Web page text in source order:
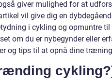
giver mulighed for at
vil give dig en
i cykling og opmuntre til
om du er nybegynder eller
og tips til at opnå dine